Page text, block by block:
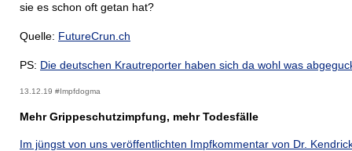
sie es schon oft getan hat?
Quelle: FutureCrun.ch
PS: Die deutschen Krautreporter haben sich da wohl was
13.12.19 #Impfdogma
Mehr Grippeschutzimpfung, mehr Todesfälle
Im jüngst von uns veröffentlichten Impfkommentar von Dr.